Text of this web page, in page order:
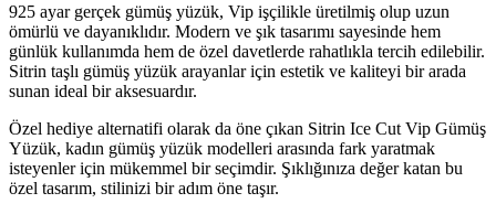
925 ayar gerçek gümüş yüzük, Vip işçilikle üretilmiş olup uzun
ömürlü ve dayanıklıdır. Modern ve şık tasarımı sayesinde hem
günlük kullanımda hem de özel davetlerde rahatlıkla tercih edilebilir.
Sitrin taşlı gümüş yüzük arayanlar için estetik ve kaliteyi bir arada
sunan ideal bir aksesuardır.
Özel hediye alternatifi olarak da öne çıkan Sitrin Ice Cut Vip Gümüş
Yüzük, kadın gümüş yüzük modelleri arasında fark yaratmak
isteyenler için mükemmel bir seçimdir. Şıklığınıza değer katan bu
özel tasarım, stilinizi bir adım öne taşır.